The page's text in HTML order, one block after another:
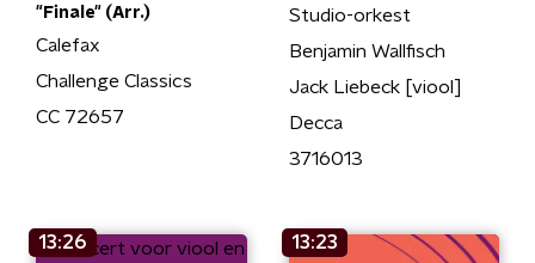
"Finale" (Arr.)
Calefax
Challenge Classics
CC 72657
Studio-orkest
Benjamin Wallfisch
Jack Liebeck [viool]
Decca
3716013
13:26 13:23